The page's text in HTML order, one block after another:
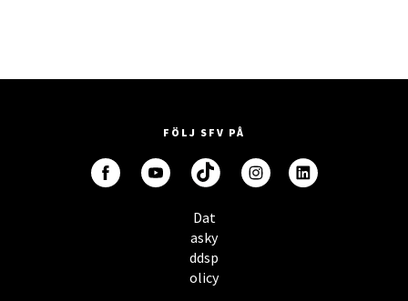
FÖLJ SFV PÅ
Dat
asky
ddsp
olicy